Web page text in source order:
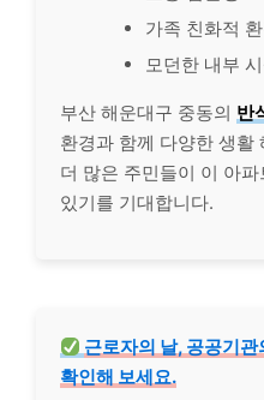
가족 친화적
모던한 내부
부산 해운대구 중동의 반
환경과 함께 다양한 생활
더 많은 주민들이 이 아
있기를 기대합니다.
근로자의 날, 공공기
확인해 보세요.